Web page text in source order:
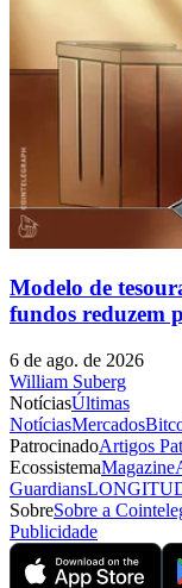
Modelo de
fundos reduzem
6 de ago. de 2026
William Suberg
NotíciasÚltimas
NotíciasMercados
PatrocinadoArtigos
EcossistemaMagazine
Guardians
SobreSobre a
Publicidade